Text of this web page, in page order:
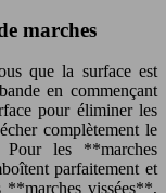
marches
que la surface est
en commençant
pour éliminer les
complètement le
Pour les **marches
parfaitement et
**marches vissées**,